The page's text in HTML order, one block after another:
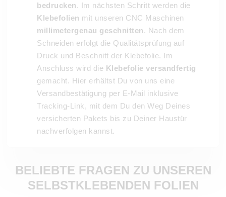
bedrucken. Im nächsten Schritt werden die
Klebefolien mit unseren CNC Maschinen
millimetergenau geschnitten. Nach dem
Schneiden erfolgt die Qualitätsprüfung auf
Druck und Beschnitt der Klebefolie. Im
Anschluss wird die Klebefolie versandfertig
gemacht. Hier erhältst Du von uns eine
Versandbestätigung per E-Mail inklusive
Tracking-Link, mit dem Du den Weg Deines
versicherten Pakets bis zu Deiner Haustür
nachverfolgen kannst.
BELIEBTE FRAGEN ZU UNSEREN
SELBSTKLEBENDEN FOLIEN